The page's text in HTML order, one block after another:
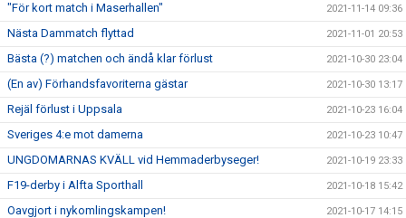
"För kort match i Maserhallen" 2021-11-14 09:36
Nästa Dammatch flyttad 2021-11-01 20:53
Bästa (?) matchen och ändå klar förlust 2021-10-30 23:04
(En av) Förhandsfavoriterna gästar 2021-10-30 13:17
Rejäl förlust i Uppsala 2021-10-23 16:04
Sveriges 4:e mot damerna 2021-10-23 10:47
UNGDOMARNAS KVÄLL vid Hemmaderbyseger! 2021-10-19 23:33
F19-derby i Alfta Sporthall 2021-10-18 15:42
Oavgjort i nykomlingskampen! 2021-10-17 14:15